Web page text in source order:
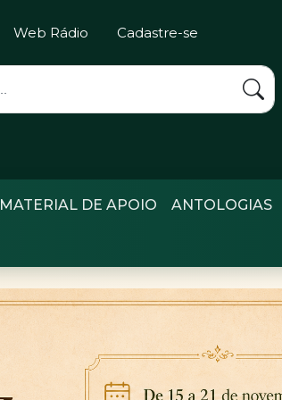
Web Rádio Cadastre-se
MATERIAL DE APOIO ANTOLOGIAS